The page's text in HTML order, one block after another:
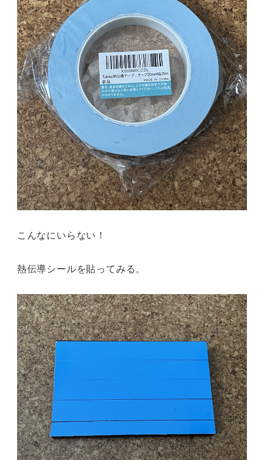
こんなにいらない！
熱伝導シールを貼ってみる。